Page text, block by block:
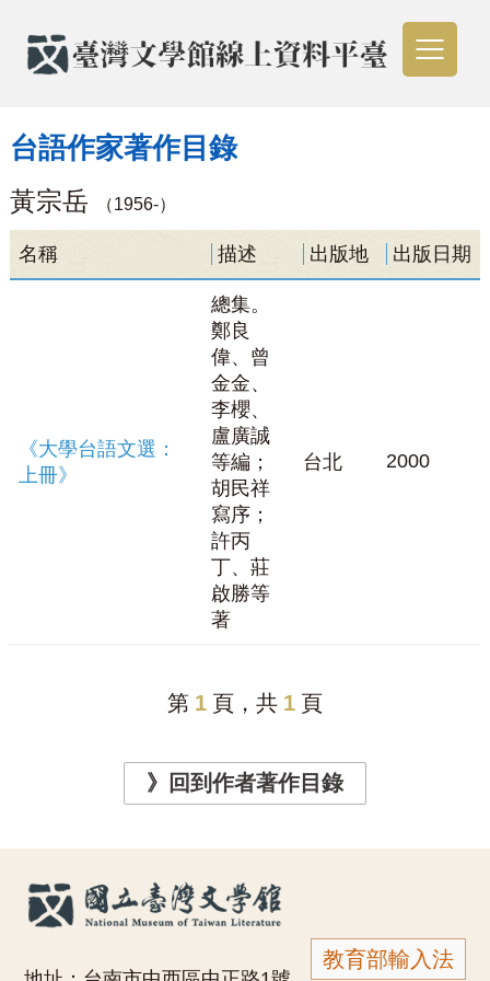
台語作家著作目錄
黃宗岳 （1956-）
名稱 描述 出版地 出版日期
《大學台語文選：
上冊》
總集。
鄭良
偉、曾
金金、
李櫻、
盧廣誠
等編；
胡民祥
寫序；
許丙
丁、莊
啟勝等
著
台北 2000
第 1 頁，共 1 頁
》回到作者著作目錄
教育部輸入法